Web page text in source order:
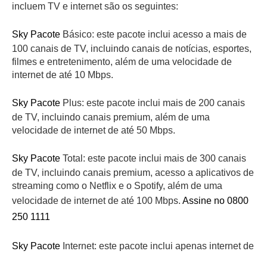
incluem TV e internet são os seguintes:
Sky Pacote Básico: este pacote inclui acesso a mais de
100 canais de TV, incluindo canais de notícias, esportes,
filmes e entretenimento, além de uma velocidade de
internet de até 10 Mbps.
Sky Pacote Plus: este pacote inclui mais de 200 canais
de TV, incluindo canais premium, além de uma
velocidade de internet de até 50 Mbps.
Sky Pacote Total: este pacote inclui mais de 300 canais
de TV, incluindo canais premium, acesso a aplicativos de
streaming como o Netflix e o Spotify, além de uma
velocidade de internet de até 100 Mbps. Assine no 0800
250 1111
Sky Pacote Internet: este pacote inclui apenas internet de